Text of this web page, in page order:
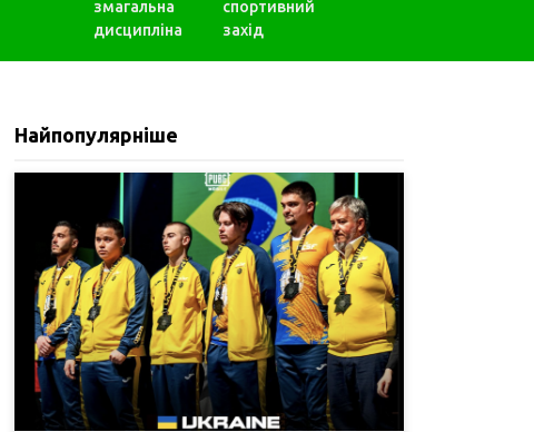
змагальна
дисципліна
спортивний
захід
Найпопулярніше